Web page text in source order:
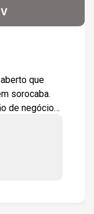
que
sorocaba.
de negócios
planejado, ele